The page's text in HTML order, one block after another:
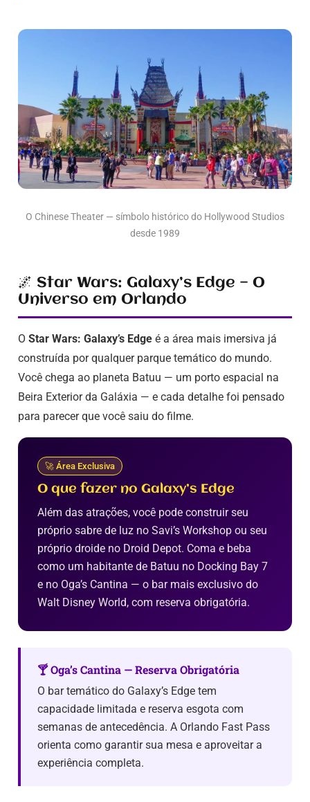
O Chinese Theater — símbolo histórico do Hollywood Studios
desde 1989
🌌 Star Wars: Galaxy’s Edge — O
Universo em Orlando
O Star Wars: Galaxy’s Edge é a área mais imersiva já
construída por qualquer parque temático do mundo.
Você chega ao planeta Batuu — um porto espacial na
Beira Exterior da Galáxia — e cada detalhe foi pensado
para parecer que você saiu do filme.
🚀 Área Exclusiva
O que fazer no Galaxy’s Edge
Além das atrações, você pode construir seu
próprio sabre de luz no Savi’s Workshop ou seu
próprio droide no Droid Depot. Coma e beba
como um habitante de Batuu no Docking Bay 7
e no Oga’s Cantina — o bar mais exclusivo do
Walt Disney World, com reserva obrigatória.
🍸 Oga’s Cantina — Reserva Obrigatória
O bar temático do Galaxy’s Edge tem
capacidade limitada e reserva esgota com
semanas de antecedência. A Orlando Fast Pass
orienta como garantir sua mesa e aproveitar a
experiência completa.